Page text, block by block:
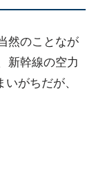
然のことなが
新幹線の空力
がちだが、